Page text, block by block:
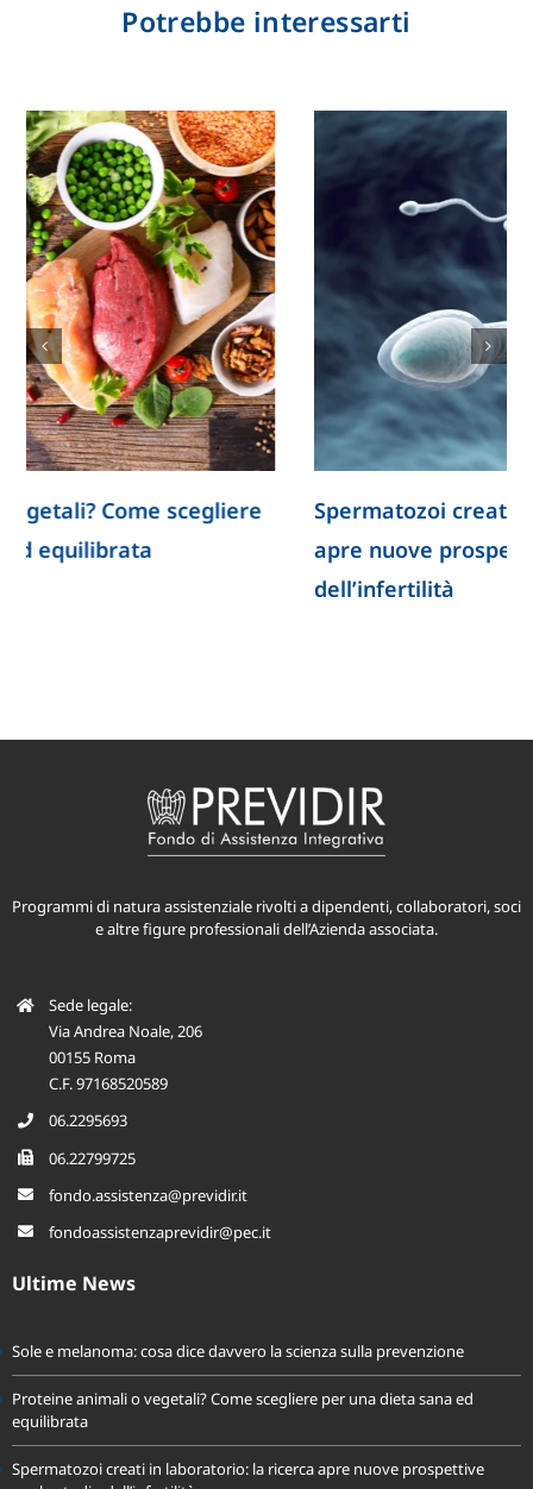
Potrebbe interessarti
Spermatozoi creati in laboratorio: la ricerca
apre nuove prospettive per lo studio
Programmi di natura assistenziale rivolti a dipendenti, collaboratori, soci
Sede legale:
Via Andrea Noale, 206
00155 Roma
C.F. 97168520589
06.2295693
06.22799725
fondo.assistenza@previdir.it
Sole e melanoma: cosa dice davvero la scienza sulla prevenzione
Proteine animali o vegetali? Come scegliere per una dieta sana ed
equilibrata